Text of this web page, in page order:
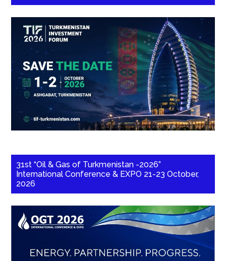
31st “Oil & Gas of Turkmenistan -2026”
International Conference & EXPO 21-23 October,
2026